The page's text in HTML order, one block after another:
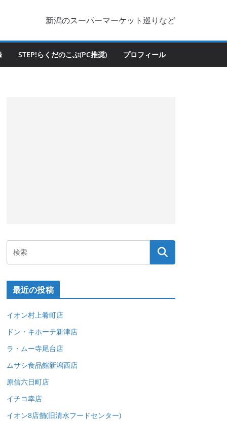
新潟のスーパーマーケット巡りなど
STEP!らくだのこぶ(PC推奨) プロフィール
最近の投稿
イオン村上肴町店
ドン・キホーテ新津店
ラ・ムー寺尾台店
ムサシ食品館新潟西店
原信六日町店
イチコ幸店
イオン8店舗(旧清水フードセンター)